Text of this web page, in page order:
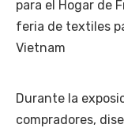
para el Hogar de
feria de textiles
Vietnam
Durante la
compradores,